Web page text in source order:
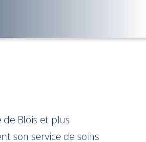
de Blois et plus
son service de soins